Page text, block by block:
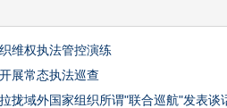
维权执法管控演练
展常态执法巡查
拢域外国家组织所谓"联合巡航"发表谈